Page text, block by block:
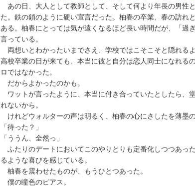
あの日、大人として教師として、そして何より年長の男性
た。鉄の鎖のように硬い宣言だった。柚春の卒業、春の訪れ
ある。柚春にとっては気が遠くなるほど長い時間だが、「過
言っている。
両想いとわかったいまでさえ、学校ではこそこそと隠れる
高校卒業の日が来ても、本当に彼と自分は恋人同士になれる
ロではなかった。
だからよかったのかも。
ワットが言ったように、本当に付き合っていたとしたら、
れないから。
けれどウォルターの声は明るく、柚春の心にさしたを薄墨
「待った？」
「ううん、全然っ」
ふたりのデートにおいてこのやりとりも定番化しつつあっ
るような喜びを感じている。
柚春を震わせたものが、もうひとつあった。
僕の瞳色のピアス。